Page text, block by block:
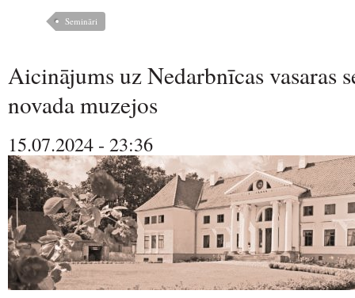
Semināri
Aicinājums uz Nedarbnīcas vasaras
novada muzejos
15.07.2024 - 23:36